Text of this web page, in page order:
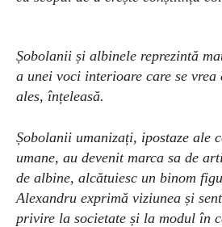
Șobolanii și albinele reprezintă
a unei voci interioare care se
ales, înțeleasă.
Șobolanii umanizați, ipostaze ale
umane, au devenit marca sa de
de albine, alcătuiesc un binom
Alexandru exprimă viziunea și
privire la societate și la modul în